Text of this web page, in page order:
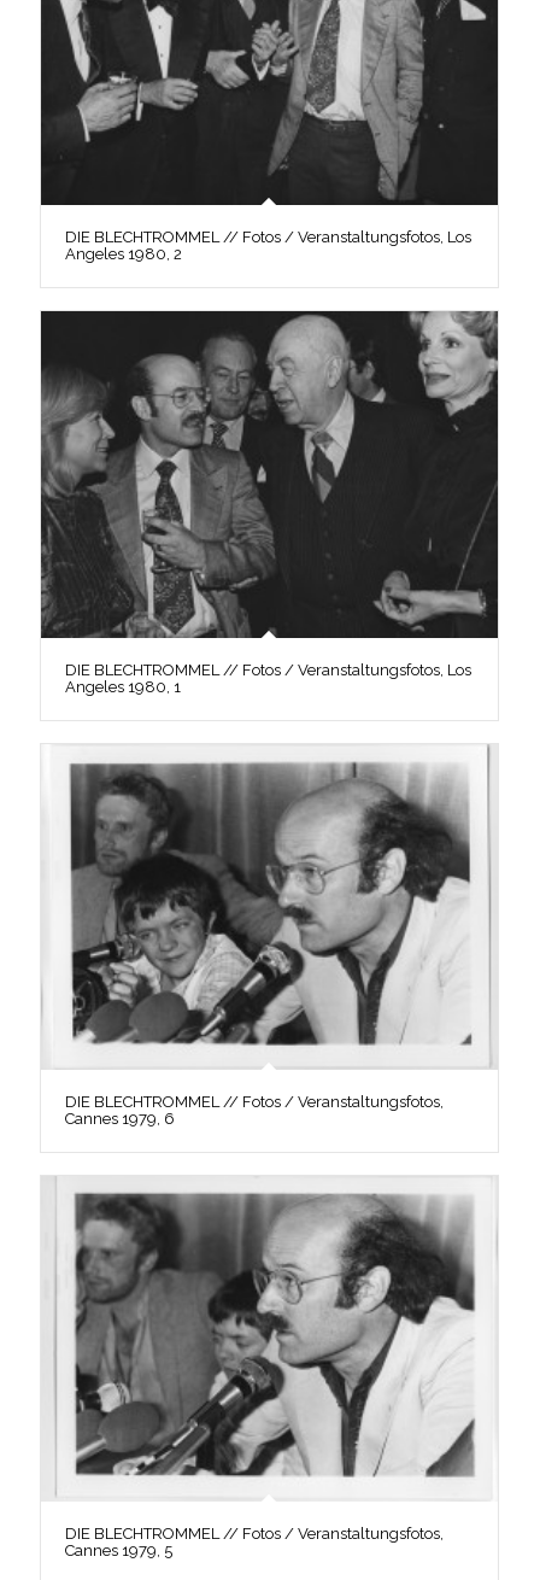
DIE BLECHTROMMEL // Fotos / Veranstaltungsfotos, Los
Angeles 1980, 2
DIE BLECHTROMMEL // Fotos / Veranstaltungsfotos, Los
Angeles 1980, 1
DIE BLECHTROMMEL // Fotos / Veranstaltungsfotos,
Cannes 1979, 6
DIE BLECHTROMMEL // Fotos / Veranstaltungsfotos,
Cannes 1979, 5